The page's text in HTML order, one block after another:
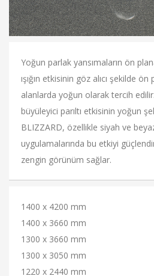
Yoğun parlak yansımaların ön
ışığın etkisinin göz alıcı şekilde
alanlarda yoğun olarak tercih edilir.
büyüleyici parıltı etkisinin yoğun
BLIZZARD, özellikle siyah ve
uygulamalarında bu etkiyi
zengin görünüm sağlar.
1400 x 4200 mm
1400 x 3660 mm
1300 x 3660 mm
1300 x 3050 mm
1220 x 2440 mm